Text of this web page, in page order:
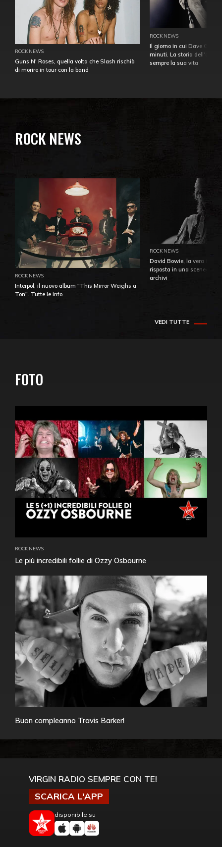
ROCK NEWS
Guns N' Roses, quella volta che Slash rischiò
di morire in tour con la band
ROCK NEWS
Il giorno in cui Dave
minuti. La storia
sempre la sua vita
ROCK NEWS
ROCK NEWS
Interpol, il nuovo album "This Mirror Weighs a
Ton". Tutte le info
ROCK NEWS
David Bowie, la vera
risposta in una
archivi
VEDI TUTTE
FOTO
ROCK NEWS
Le più incredibili follie di Ozzy Osbourne
Buon compleanno Travis Barker!
VIRGIN RADIO SEMPRE CON TE!
SCARICA L'APP
disponibile su